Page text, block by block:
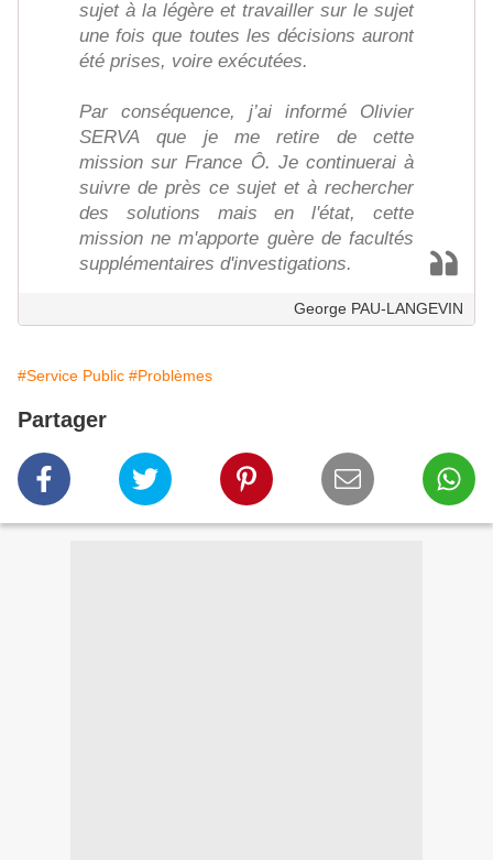
sujet à la légère et travailler sur le sujet
une fois que toutes les décisions auront
été prises, voire exécutées.
Par conséquence, j’ai informé Olivier
SERVA que je me retire de cette
mission sur France Ô. Je continuerai à
suivre de près ce sujet et à rechercher
des solutions mais en l'état, cette
mission ne m'apporte guère de facultés
supplémentaires d'investigations.
George PAU-LANGEVIN
#Service Public #Problèmes
Partager